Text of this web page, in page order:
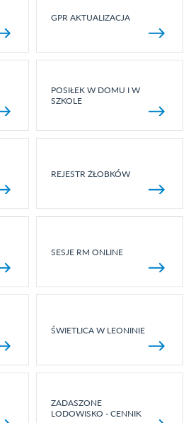
GPR AKTUALIZACJA
POSIŁEK W DOMU I W
SZKOLE
REJESTR ŻŁOBKÓW
SESJE RM ONLINE
ŚWIETLICA W LEONINIE
ZADASZONE
LODOWISKO - CENNIK